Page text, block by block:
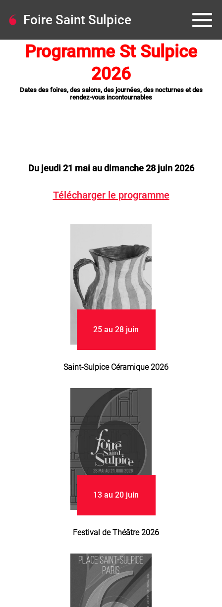
Foire Saint Sulpice
Programme St Sulpice
2026
Dates des foires, des salons, des journées, des nocturnes et des
rendez-vous incontournables
Du jeudi 21 mai au dimanche 28 juin 2026
Télécharger le programme
25 au 28 juin
Saint-Sulpice Céramique 2026
13 au 20 juin
Festival de Théâtre 2026